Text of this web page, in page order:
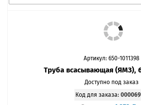
Артикул: 650-1011398
Труба всасывающая (ЯМЗ),
Доступно под заказ
Код для заказа: